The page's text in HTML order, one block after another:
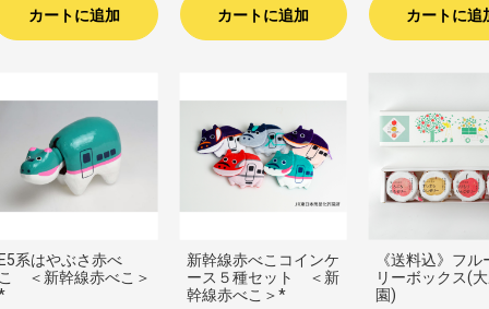
カートに追加 カートに追加 カートに追
系はやぶさ赤べ
＜新幹線赤べこ＞
新幹線赤べこコインケ
ース５種セット ＜新
幹線赤べこ＞*
《送料込》フル
リーボックス(
園)